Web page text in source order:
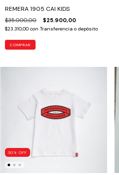
REMERA 1905 CAI KIDS
$35.000,00 $25.900,00
$23.310,00 con Transferencia o depósito
COMPRAR
30 % OFF